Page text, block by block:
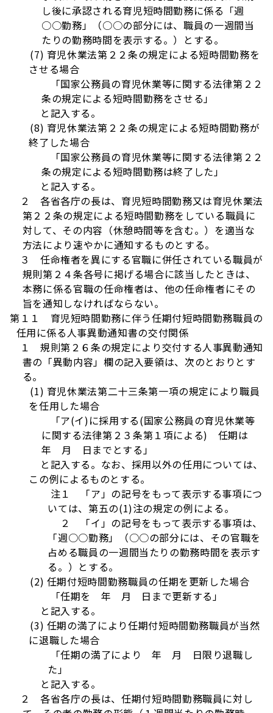
し後に承認される育児短時間勤務に係る「週
○○勤務」（○○の部分には、職員の一週間当
たりの勤務時間を表示する。）とする。
(7) 育児休業法第２２条の規定による短時間勤務を
させる場合
「国家公務員の育児休業等に関する法律第２２
条の規定による短時間勤務をさせる」
と記入する。
(8) 育児休業法第２２条の規定による短時間勤務が
終了した場合
「国家公務員の育児休業等に関する法律第２２
条の規定による短時間勤務は終了した」
と記入する。
２ 各省各庁の長は、育児短時間勤務又は育児休業法
第２２条の規定による短時間勤務をしている職員に
対して、その内容（休憩時間等を含む。）を適当な
方法により速やかに通知するものとする。
３ 任命権者を異にする官職に併任されている職員が
規則第２４条各号に掲げる場合に該当したときは、
本務に係る官職の任命権者は、他の任命権者にその
旨を通知しなければならない。
第１１ 育児短時間勤務に伴う任期付短時間勤務職員の
任用に係る人事異動通知書の交付関係
１ 規則第２６条の規定により交付する人事異動通知
書の「異動内容」欄の記入要領は、次のとおりとす
る。
(1) 育児休業法第二十三条第一項の規定により職員
を任用した場合
「ア(イ)に採用する(国家公務員の育児休業等
に関する法律第２３条第１項による) 任期は
年 月 日までとする」
と記入する。なお、採用以外の任用については、
この例によるものとする。
注１ 「ア」の記号をもって表示する事項につ
いては、第五の(1)注の規定の例による。
２ 「イ」の記号をもって表示する事項は、
「週○○勤務」（○○の部分には、その官職を
占める職員の一週間当たりの勤務時間を表示す
る。）とする。
(2) 任期付短時間勤務職員の任期を更新した場合
「任期を 年 月 日まで更新する」
と記入する。
(3) 任期の満了により任期付短時間勤務職員が当然
に退職した場合
「任期の満了により 年 月 日限り退職し
た」
と記入する。
２ 各省各庁の長は、任期付短時間勤務職員に対し